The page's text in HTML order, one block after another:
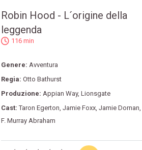
Robin Hood - L´origine della
leggenda
116 min
Genere: Avventura
Regia: Otto Bathurst
Produzione: Appian Way, Lionsgate
Cast:Taron Egerton, Jamie Foxx, Jamie Dornan,
F. Murray Abraham